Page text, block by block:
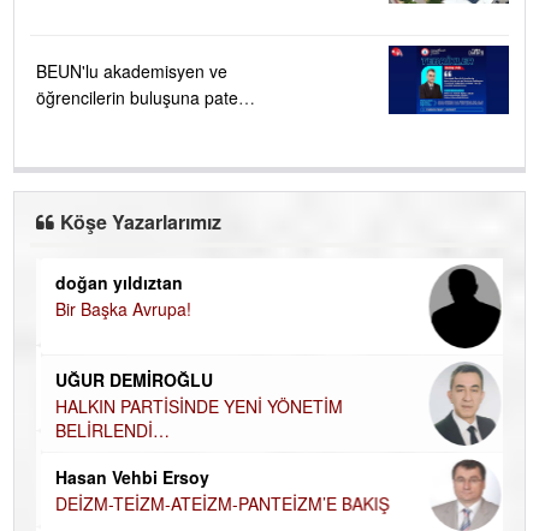
BEUN'lu akademisyen ve
öğrencilerin buluşuna patent
Köşe Yazarlarımız
doğan yıldıztan
Bir Başka Avrupa!
UĞUR DEMİROĞLU
HALKIN PARTİSİNDE YENİ YÖNETİM
BELİRLENDİ…
Hasan Vehbi Ersoy
DEİZM-TEİZM-ATEİZM-PANTEİZM’E BAKIŞ